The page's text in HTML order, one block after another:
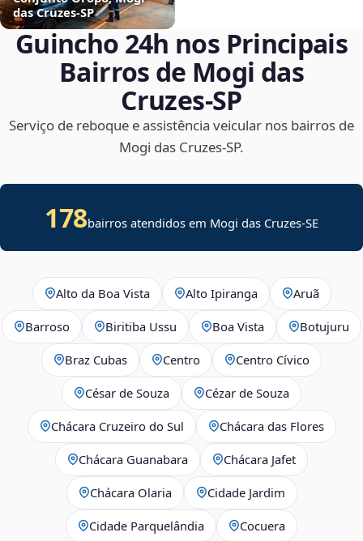
das Cruzes‑SP
Guincho 24h nos Principais
Bairros de Mogi das
Cruzes‑SP
Serviço de reboque e assistência veicular nos bairros de
Mogi das Cruzes‑SP.
178bairros atendidos em Mogi das Cruzes-SE
Alto da Boa Vista Alto Ipiranga Aruã
Barroso Biritiba Ussu Boa Vista Botujuru
Braz Cubas Centro Centro Cívico
César de Souza Cézar de Souza
Chácara Cruzeiro do Sul Chácara das Flores
Chácara Guanabara Chácara Jafet
Chácara Olaria Cidade Jardim
Cidade Parquelândia Cocuera